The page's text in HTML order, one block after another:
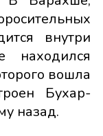
внутри
находился
вошла
Бухар-
назад.